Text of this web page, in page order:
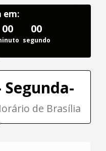
em:
00 00
segundo
de Brasília